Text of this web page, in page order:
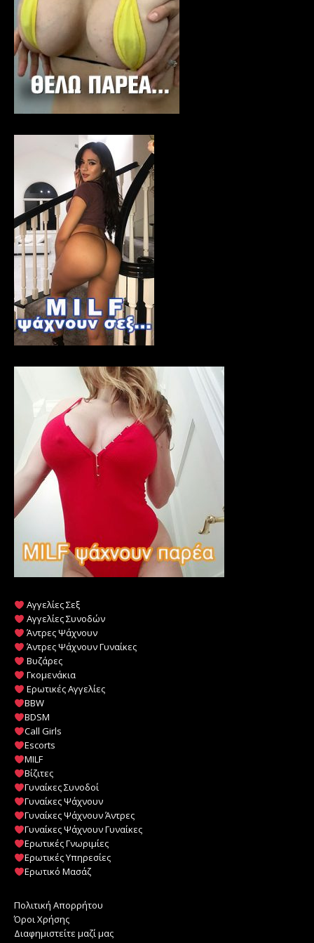
Αγγελίες Σεξ
Αγγελίες Συνοδών
Άντρες Ψάχνουν
Άντρες Ψάχνουν Γυναίκες
Βυζάρες
Γκομενάκια
Ερωτικές Αγγελίες
BBW
BDSM
Call Girls
Escorts
MILF
️Βίζιτες
Γυναίκες Συνοδοί
Γυναίκες Ψάχνουν
Γυναίκες Ψάχνουν Άντρες
Γυναίκες Ψάχνουν Γυναίκες
Ερωτικές Γνωριμίες
Ερωτικές Υπηρεσίες
Ερωτικό Μασάζ
Πολιτική Απορρήτου
Όροι Χρήσης
Διαφημιστείτε μαζί μας